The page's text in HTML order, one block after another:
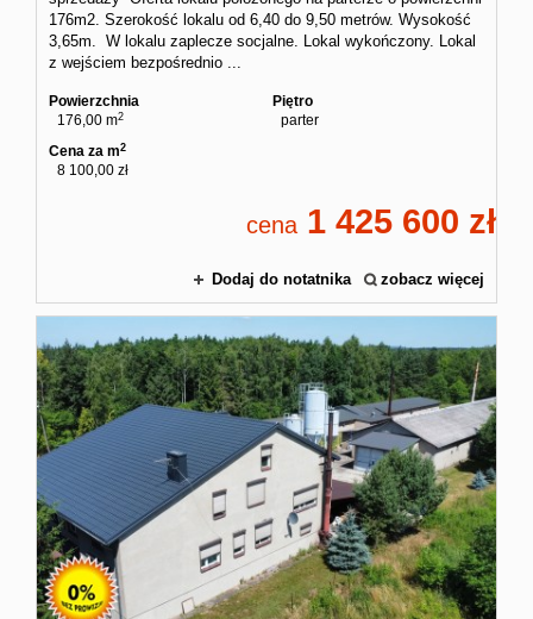
176m2. Szerokość lokalu od 6,40 do 9,50 metrów. Wysokość
3,65m. W lokalu zaplecze socjalne. Lokal wykończony. Lokal
z wejściem bezpośrednio ...
Powierzchnia
176,00 m2
Piętro
parter
Cena za m2
8 100,00 zł
cena 1 425 600
Dodaj do notatnika zobacz więcej